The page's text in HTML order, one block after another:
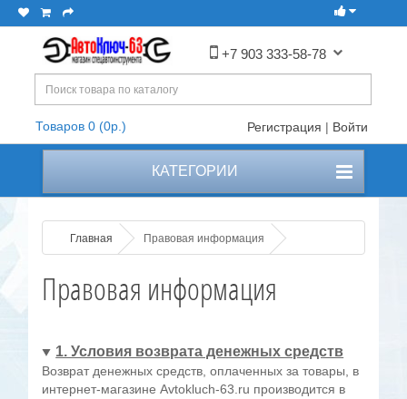
+7 903 333-58-78
Товаров 0 (0р.) Регистрация | Войти
КАТЕГОРИИ
Главная Правовая информация
Правовая информация
1. Условия возврата денежных средств
Возврат денежных средств, оплаченных за товары, в
интернет-магазине Avtokluch-63.ru производится в